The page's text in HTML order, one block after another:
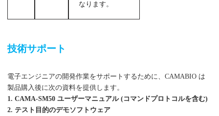
なります。
技術サポート
電子エンジニアの開発作業をサポートするために、CAMABIO は
製品購入後に次の資料を提供します。
1. CAMA-SM50 ユーザーマニュアル (コマンドプロトコルを含む)
2. テスト目的のデモソフトウェア